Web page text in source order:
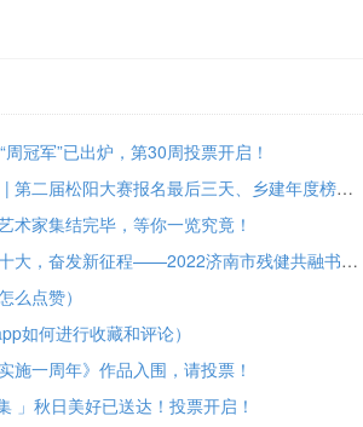
周冠军”已出炉，第30周投票开启！
牛初一乡村学报36期 | 第二届松阳大赛报名最后三天、乡建年度榜样大众投票进行中
术家集结完毕，等你一览究竟！
【活动通知】学习二十大，奋发新征程——2022济南市残健共融书法美术作品展投票评选
么点赞）
如何进行收藏和评论）
施一周年》作品入围，请投票！
」秋日美好已送达！投票开启！